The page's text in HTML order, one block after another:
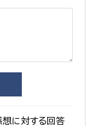
想に対する回答